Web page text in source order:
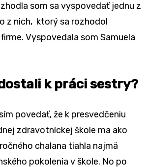
som sa vyspovedať jednu z
z nich, ktorý sa rozhodol
Vyspovedala som Samuela
k práci sestry?
povedať, že k presvedčeniu
zdravotníckej škole ma ako
chalana tiahla najmä
pokolenia v škole. No po